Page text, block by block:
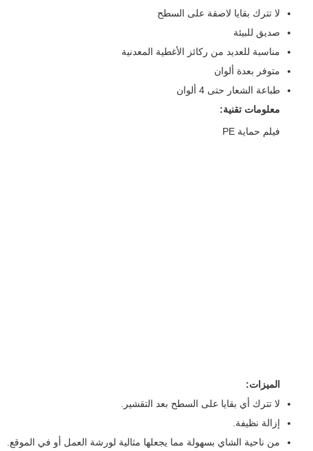
لا تترك بقايا لاصقة على السطح
صديق للبيئة
مناسبة للعديد من ركائز الأغطية المعدنية
متوفر بعدة ألوان
طباعة الشعار حتى 4 ألوان
معلومات تقنية:
فيلم حماية PE
الميزات:
لا تترك أي بقايا على السطح بعد التقشير.
إزالة نظيفة.
من ناحية الشاي بسهولة مما يجعلها مثالية لورشة العمل أو في الموقع.